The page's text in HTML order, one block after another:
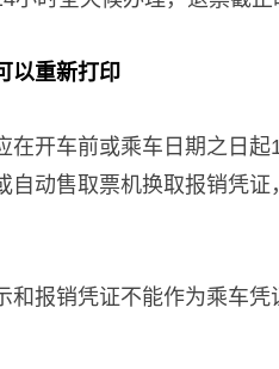
以重新打印
在开车前或乘车日期之日
自动售取票机换取报销凭
和报销凭证不能作为乘车凭